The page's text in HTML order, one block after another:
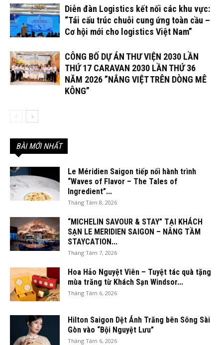
Diễn đàn Logistics kết nối các khu vực:
“Tái cấu trúc chuỗi cung ứng toàn cầu –
Cơ hội mới cho logistics Việt Nam”
CÔNG BỐ DỰ ÁN THƯ VIỆN 2030 LẦN
THỨ 17 CARAVAN 2030 LẦN THỨ 36
NĂM 2026 ”NẮNG VIỆT TRÊN DÒNG MÊ
KÔNG”
BÀI MỚI NHẤT
Le Méridien Saigon tiếp nối hành trình
“Waves of Flavor – The Tales of
Ingredient”...
Tháng Tám 8, 2026
“MICHELIN SAVOUR & STAY” TẠI KHÁCH
SẠN LE MERIDIEN SAIGON – NÂNG TẦM
STAYCATION...
Tháng Tám 7, 2026
Hoa Hảo Nguyệt Viên – Tuyệt tác quà tặng
mùa trăng từ Khách Sạn Windsor...
Tháng Tám 6, 2026
Hilton Saigon Dệt Ánh Trăng bên Sông Sài
Gòn vào “Bội Nguyệt Lưu”
Tháng Tám 6, 2026